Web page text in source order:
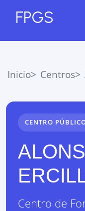
FPGS
Inicio Centros
CENTRO
Centro de